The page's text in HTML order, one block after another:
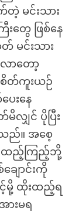
မင်းသား
တွေ ဖြစ်နေ
မင်းသား
လာတော့
တ်ကူးယဉ်
းနေ
လျှင် ပိုပြီး
ည်။ အစေ့
ထည့်ကြည့်ဘို့
ောင်းကို
မို့ ထိုးထည့်ရ
ားမရ